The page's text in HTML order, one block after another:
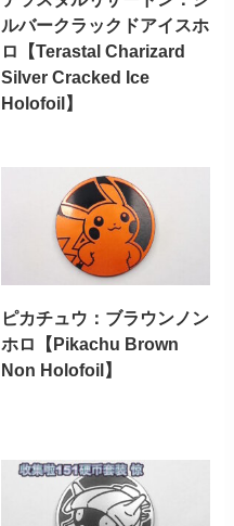
ルバークラックドアイスホ
ロ【Terastal Charizard
Silver Cracked Ice
Holofoil】
ピカチュウ：ブラウンノン
ホロ【Pikachu Brown
Non Holofoil】